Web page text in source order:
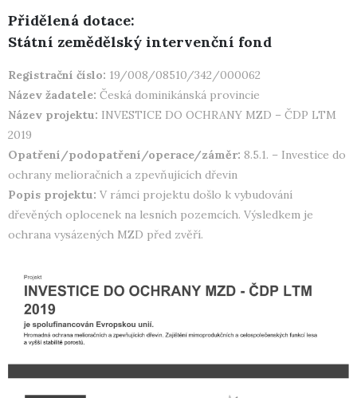
Přidělená dotace:
Státní zemědělský intervenční fond
Registrační číslo: 19/008/08510/342/000062
Název žadatele: Česká dominikánská provincie
Název projektu: INVESTICE DO OCHRANY MZD – ČDP LTM
2019
Opatření/podopatření/operace/záměr: 8.5.1. – Investice do
ochrany melioračních a zpevňujících dřevin
Popis projektu: V rámci projektu došlo k vybudování
dřevěných oplocenek na lesních pozemcích. Výsledkem je
ochrana vysázených MZD před zvěří.